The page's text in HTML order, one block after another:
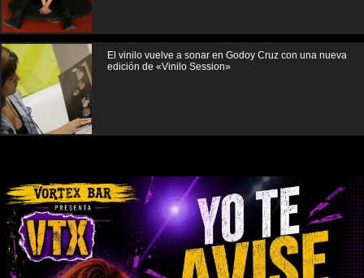
El vinilo vuelve a sonar en Godoy Cruz con una nueva
edición de «Vinilo Session»